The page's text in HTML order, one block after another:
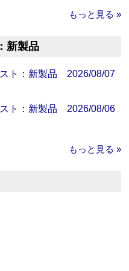
もっと見る »
新製品
ト：新製品 2026/08/07
ト：新製品 2026/08/06
もっと見る »